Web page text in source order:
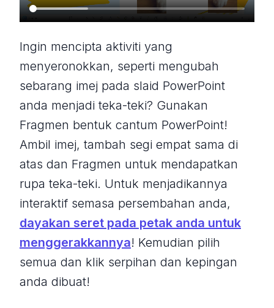
Ingin mencipta aktiviti yang
menyeronokkan, seperti mengubah
sebarang imej pada slaid PowerPoint
anda menjadi teka-teki? Gunakan
Fragmen bentuk cantum PowerPoint!
Ambil imej, tambah segi empat sama di
atas dan Fragmen untuk mendapatkan
rupa teka-teki. Untuk menjadikannya
interaktif semasa persembahan anda,
dayakan seret pada petak anda untuk
menggerakkannya! Kemudian pilih
semua dan klik serpihan dan kepingan
anda dibuat!